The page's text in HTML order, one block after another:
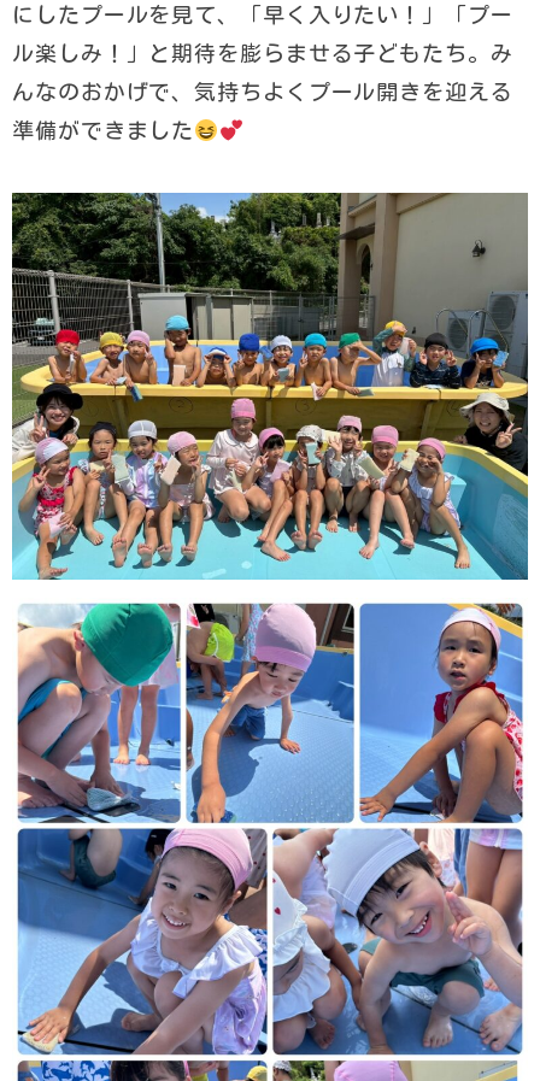
にしたプールを見て、「早く入りたい！」「プー
ル楽しみ！」と期待を膨らませる子どもたち。み
んなのおかげで、気持ちよくプール開きを迎える
準備ができました